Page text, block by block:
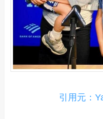
引用元：